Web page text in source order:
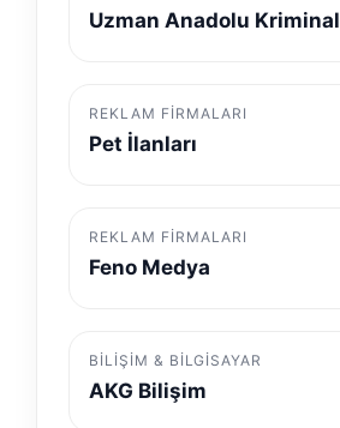
Uzman Anadolu Kriminal
REKLAM FIRMALARI
Pet İlanları
REKLAM FIRMALARI
Feno Medya
BILIŞIM & BILGISAYAR
AKG Bilişim